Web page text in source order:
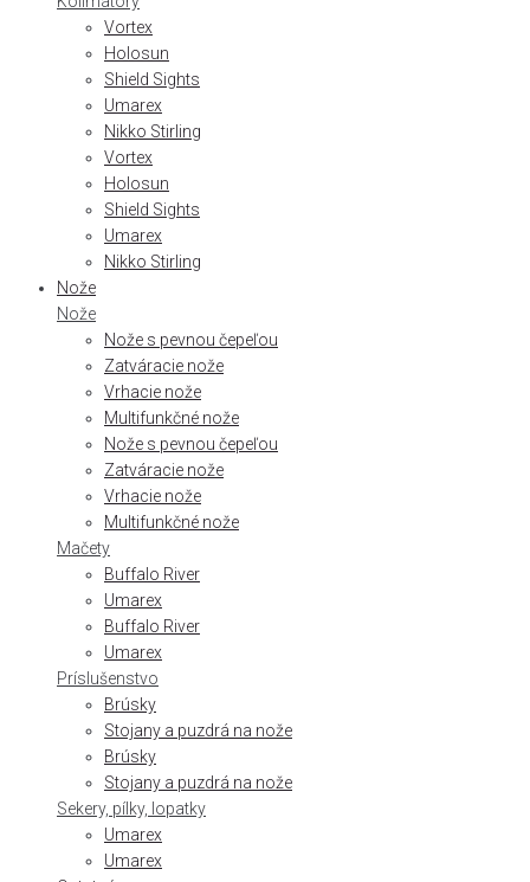
Vortex
Holosun
Shield Sights
Umarex
Nikko Stirling
Vortex
Holosun
Shield Sights
Umarex
Nikko Stirling
Nože
Nože
Nože s pevnou čepeľou
Zatváracie nože
Vrhacie nože
Multifunkčné nože
Nože s pevnou čepeľou
Zatváracie nože
Vrhacie nože
Multifunkčné nože
Mačety
Buffalo River
Umarex
Buffalo River
Umarex
Príslušenstvo
Brúsky
Stojany a puzdrá na nože
Brúsky
Stojany a puzdrá na nože
Sekery, pílky, lopatky
Umarex
Umarex